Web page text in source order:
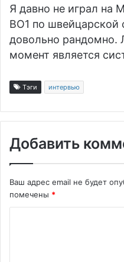
Я давно не играл на
BO1 по швейцарской
довольно рандомно.
момент является
Тэги интервью
Добавить
Ваш адрес email не будет
помечены *